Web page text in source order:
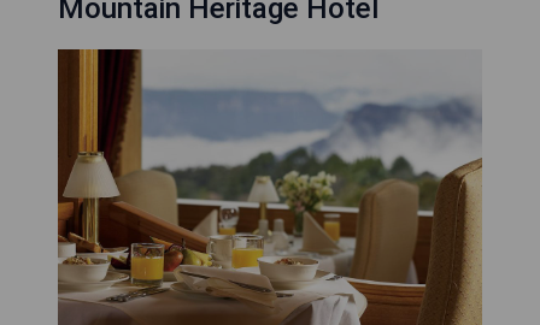
Mountain Heritage Hotel